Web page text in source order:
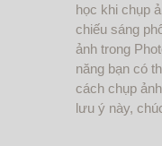
học khi chụp
chiếu sáng
ảnh trong
năng bạn có
cách chụp
lưu ý này,